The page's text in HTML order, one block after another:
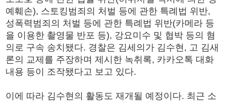
예훼손), 스토킹범죄의 처벌 등에 관한 특례법 위반,
성폭력범죄의 처벌 등에 관한 특례법 위반(카메라 등
을 이용한 촬영물 반포 등), 강요미수 및 협박 등의 혐
의로 구속 송치됐다. 경찰은 김세의가 김수현, 고 김새
론의 교제를 주장하며 제시한 녹취록, 카카오톡 대화
내용 등이 조작됐다고 보고 있다.
이에 따라 김수현의 활동도 재개될 예정이다. 최근 소